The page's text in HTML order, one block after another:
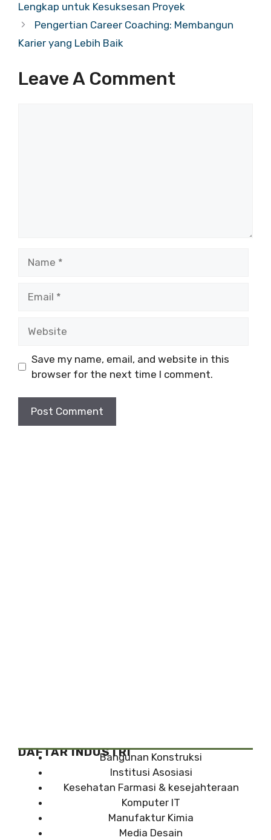
Lengkap untuk Kesuksesan Proyek
Pengertian Career Coaching: Membangun
Karier yang Lebih Baik
Leave A Comment
Save my name, email, and website in this
browser for the next time I comment.
DAFTAR INDUSTRIBangunan Konstruksi
Institusi Asosiasi
Kesehatan Farmasi & kesejahteraan
Komputer IT
Manufaktur Kimia
Media Desain